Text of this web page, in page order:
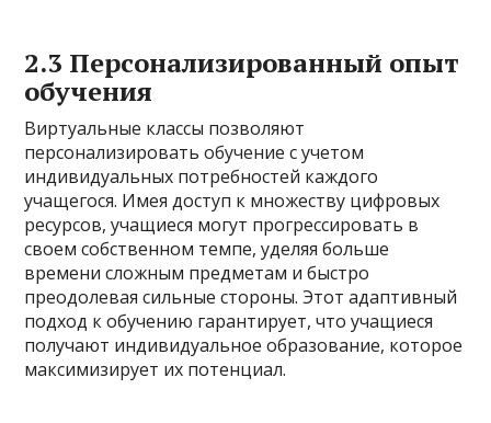
2.3 Персонализированный опыт
обучения
Виртуальные классы позволяют
персонализировать обучение с учетом
индивидуальных потребностей каждого
учащегося. Имея доступ к множеству цифровых
ресурсов, учащиеся могут прогрессировать в
своем собственном темпе, уделяя больше
времени сложным предметам и быстро
преодолевая сильные стороны. Этот адаптивный
подход к обучению гарантирует, что учащиеся
получают индивидуальное образование, которое
максимизирует их потенциал.